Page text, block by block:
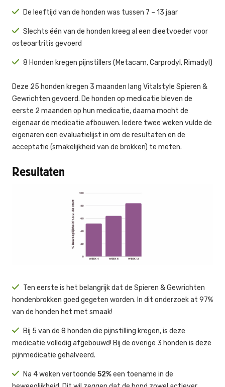
De leeftijd van de honden was tussen 7 – 13 jaar
Slechts één van de honden kreeg al een dieetvoeder voor
osteoartritis gevoerd
8 Honden kregen pijnstillers (Metacam, Carprodyl, Rimadyl)
Deze 25 honden kregen 3 maanden lang Vitalstyle Spieren &
Gewrichten gevoerd. De honden op medicatie bleven de
eerste 2 maanden op hun medicatie, daarna mocht de
eigenaar de medicatie afbouwen. Iedere twee weken vulde de
eigenaren een evaluatielijst in om de resultaten en de
acceptatie (smakelijkheid van de brokken) te meten.
Resultaten
Ten eerste is het belangrijk dat de Spieren & Gewrichten
hondenbrokken goed gegeten worden. In dit onderzoek at 97%
van de honden het met smaak!
Bij 5 van de 8 honden die pijnstilling kregen, is deze
medicatie volledig afgebouwd! Bij de overige 3 honden is deze
pijnmedicatie gehalveerd.
Na 4 weken vertoonde 52%een toename in de